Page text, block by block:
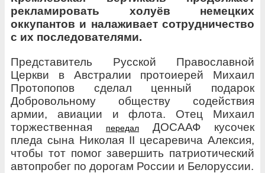
рекламировать холуёв немецких
оккупантов и налаживает сотрудничество
с их последователями.
Представитель Русской Православной
Церкви в Австралии протоиерей Михаил
Протопопов сделал ценный подарок
Добровольному обществу содействия
армии, авиации и флота.
Отец Михаил
торжественная
передал
ДОСААФ кусочек
пледа сына Николая II цесаревича Алексия,
чтобы тот помог завершить патриотический
автопробег по дорогам России и Белоруссии.